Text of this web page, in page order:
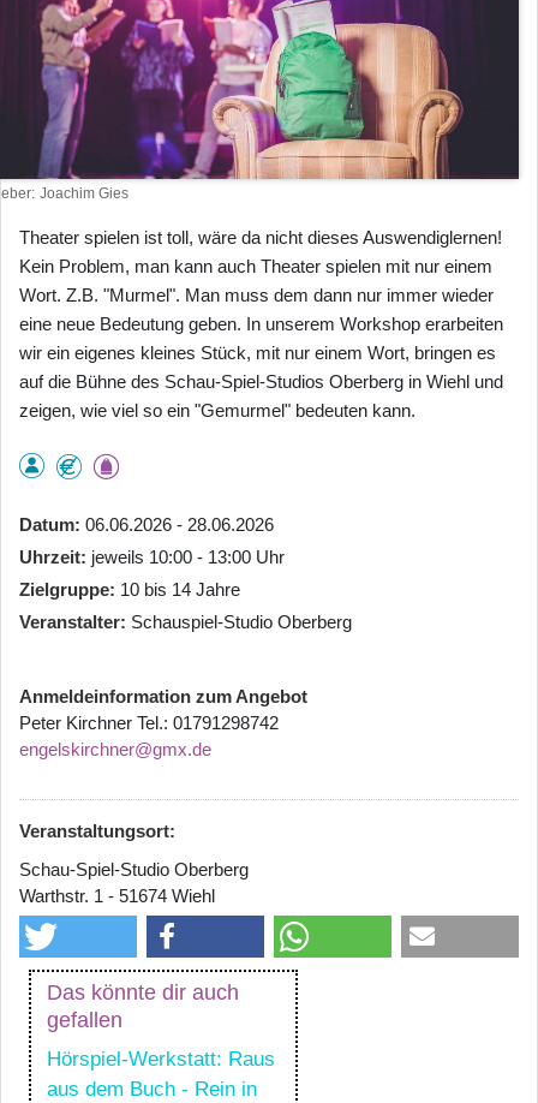
Joachim Gies
Theater spielen ist toll, wäre da nicht dieses Auswendiglernen!
Kein Problem, man kann auch Theater spielen mit nur einem
Wort. Z.B. "Murmel". Man muss dem dann nur immer wieder
eine neue Bedeutung geben. In unserem Workshop erarbeiten
wir ein eigenes kleines Stück, mit nur einem Wort, bringen es
auf die Bühne des Schau-Spiel-Studios Oberberg in Wiehl und
zeigen, wie viel so ein "Gemurmel" bedeuten kann.
Datum 06.06.2026 - 28.06.2026
Uhrzeit jeweils 10:00 - 13:00 Uhr
Zielgruppe 10 bis 14 Jahre
Veranstalter Schauspiel-Studio Oberberg
Anmeldeinformation zum Angebot
Peter Kirchner Tel.: 01791298742
engelskirchner@gmx.de
Veranstaltungsort:
Schau-Spiel-Studio Oberberg
Warthstr. 1 - 51674 Wiehl
Das könnte dir auch
gefallen
Hörspiel-Werkstatt: Raus
aus dem Buch - Rein in